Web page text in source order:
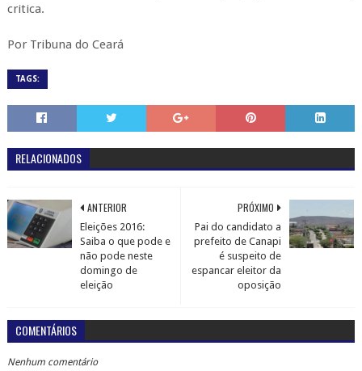
critica.
Por Tribuna do Ceará
TAGS:
RELACIONADOS
PRÓXIMO
Pai do candidato a
prefeito de Canapi
é suspeito de
espancar eleitor da
oposição
ANTERIOR
Eleições 2016:
Saiba o que pode e
não pode neste
domingo de
eleição
COMENTÁRIOS
Nenhum comentário